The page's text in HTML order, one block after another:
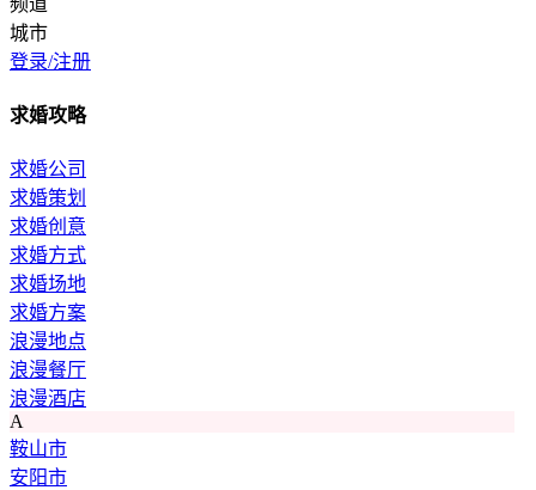
城市
登录/注册
求婚攻略
求婚公司
求婚策划
求婚创意
求婚方式
求婚场地
求婚方案
浪漫地点
浪漫餐厅
浪漫酒店
A
鞍山市
安阳市